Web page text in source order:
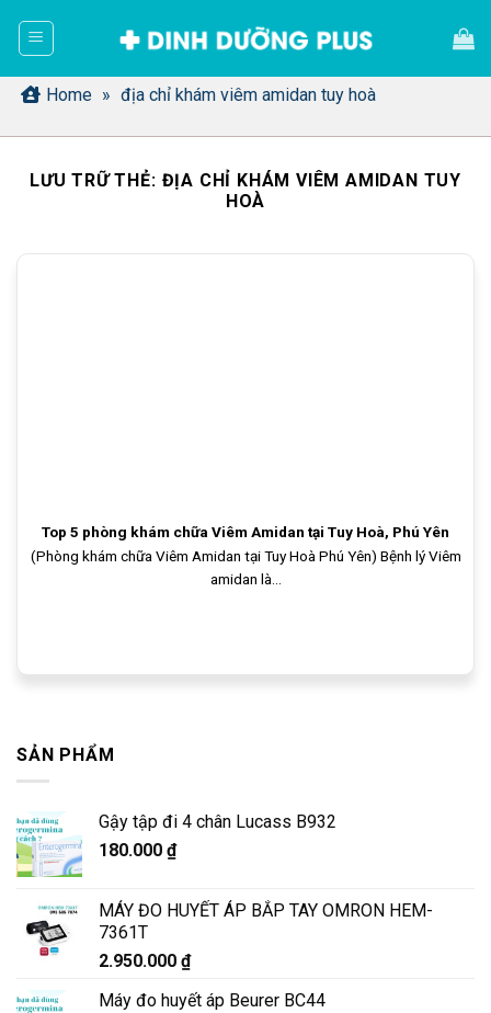
dung Home » địa chỉ khám viêm amidan tuy hoà
LƯU TRỮ THẺ: ĐỊA CHỈ KHÁM VIÊM AMIDAN TUY
HOÀ
Top 5 phòng khám chữa Viêm Amidan tại Tuy Hoà, Phú Yên
(Phòng khám chữa Viêm Amidan tại Tuy Hoà Phú Yên) Bệnh lý Viêm
amidan là...
SẢN PHẨM
Gậy tập đi 4 chân Lucass B932
180.000 ₫
MÁY ĐO HUYẾT ÁP BẮP TAY OMRON HEM-
7361T
2.950.000 ₫
Máy đo huyết áp Beurer BC44